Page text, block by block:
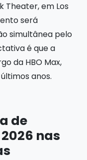
Theater, em Los
será
simultânea pelo
é que a
da HBO Max,
anos.
de
nas